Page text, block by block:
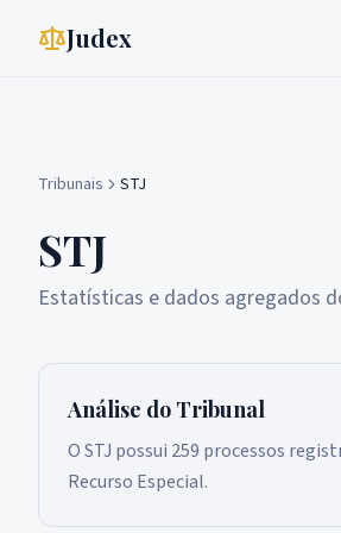
Judex
Tribunais STJ
STJ
Estatísticas e dados agregados
Análise do Tribunal
O STJ possui 259 processos
Recurso Especial.